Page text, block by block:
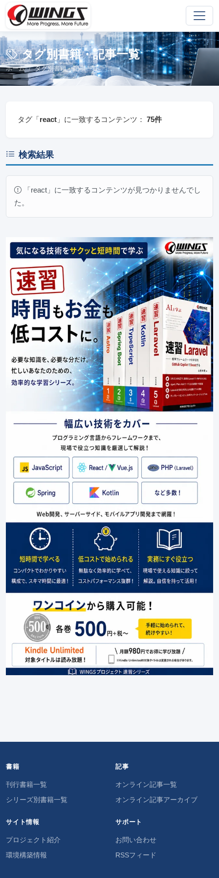
タグ別書籍・記事一覧
ホーム タグ別書籍・記事一覧
タグ「react 」に一致するコンテンツ： 75件
検索結果
「react」に一致するコンテンツが見つかりませんでし
た。
書籍
刊行書籍一覧
シリーズ別書籍一覧
記事
オンライン記事一覧
オンライン記事アーカイブ
サイト情報
プロジェクト紹介
環境構築情報
サポート
お問い合わせ
RSSフィード